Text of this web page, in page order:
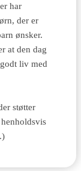
har
der er
ønsker.
at den dag
liv med
støtter